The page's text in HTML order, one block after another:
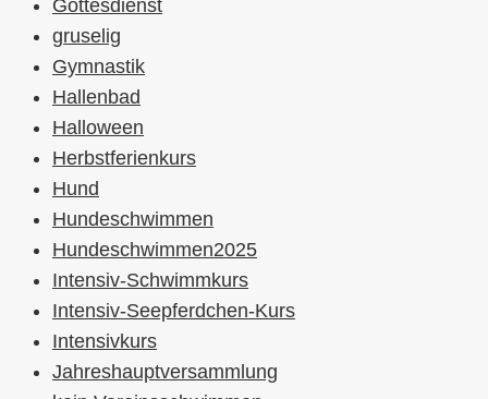
Gottesdienst
gruselig
Gymnastik
Hallenbad
Halloween
Herbstferienkurs
Hund
Hundeschwimmen
Hundeschwimmen2025
Intensiv-Schwimmkurs
Intensiv-Seepferdchen-Kurs
Intensivkurs
Jahreshauptversammlung